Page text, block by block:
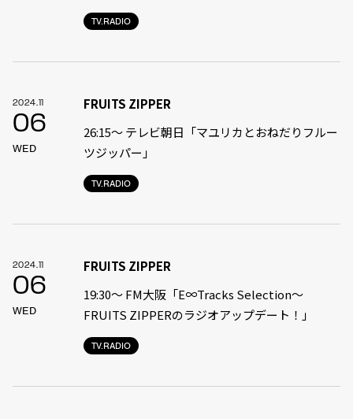
TV.RADIO
2024.11
06
WED
TV.RADIO
FRUITS ZIPPER
26:15～ テレビ朝日「マユリカとおねだりフルー
ツジッパー」
2024.11
06
WED
TV.RADIO
FRUITS ZIPPER
19:30〜 FM大阪「E∞Tracks Selection～
FRUITS ZIPPERのラジオアップデート！」